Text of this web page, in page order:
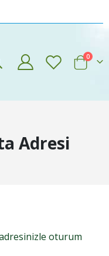
Cart
0öğeler
Adresi
oturum